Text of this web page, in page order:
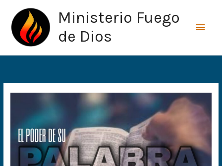
contenido
Ministerio Fuego
de Dios